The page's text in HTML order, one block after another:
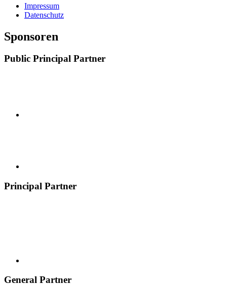
Impressum
Datenschutz
Sponsoren
Public Principal Partner
Principal Partner
General Partner